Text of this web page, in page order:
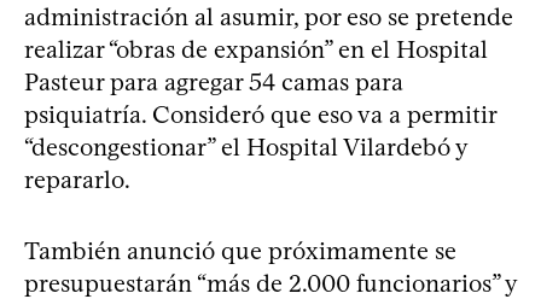
administración al asumir, por eso se pretende
realizar “obras de expansión” en el Hospital
Pasteur para agregar 54 camas para
psiquiatría. Consideró que eso va a permitir
“descongestionar” el Hospital Vilardebó y
repararlo.
También anunció que próximamente se
presupuestarán “más de 2.000 funcionarios” y